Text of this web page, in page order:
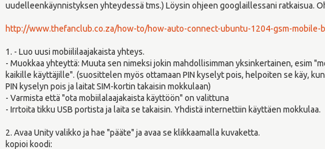
uudelleenkäynnistyksen yhteydessä tms.) Löysin ohjeen googlaillessani ratkaisua.
http://www.thefanclub.co.za/how-to/how-auto-connect-ubuntu-1204-gsm-mobile-
1. - Luo uusi mobiililaajakaista yhteys.
- Muokkaa yhteyttä: Muuta sen nimeksi jokin mahdollisimman yksinkertainen, esim
kaikille käyttäjille". (suosittelen myös ottamaan PIN kyselyt pois, helpoiten se käy,
PIN kyselyn pois ja laitat SIM-kortin takaisin mokkulaan)
- Varmista että "ota mobiilalaajakaista käyttöön" on valittuna
- Irrtoita tikku USB portista ja laita se takaisin. Yhdistä internettiin käyttäen mokkulaa.
2. Avaa Unity valikko ja hae "pääte" ja avaa se klikkaamalla kuvaketta.
kopioi koodi: